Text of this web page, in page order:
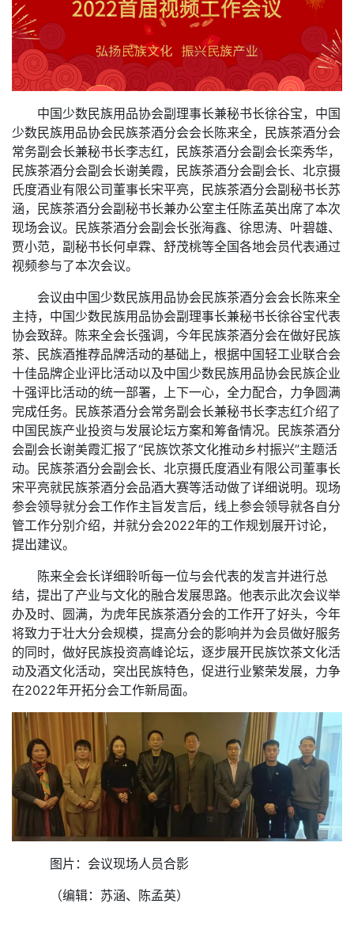
中国少数民族用品协会副理事长兼秘书长徐谷宝，中国
少数民族用品协会民族茶酒分会会长陈来全，民族茶酒分会
常务副会长兼秘书长李志红，民族茶酒分会副会长栾秀华，
民族茶酒分会副会长谢美霞，民族茶酒分会副会长、北京摄
氏度酒业有限公司董事长宋平亮，民族茶酒分会副秘书长苏
涵，民族茶酒分会副秘书长兼办公室主任陈孟英出席了本次
现场会议。民族茶酒分会副会长张海鑫、徐思涛、叶碧雄、
贾小范，副秘书长何卓霖、舒茂桃等全国各地会员代表通过
视频参与了本次会议。
会议由中国少数民族用品协会民族茶酒分会会长陈来全
主持，中国少数民族用品协会副理事长兼秘书长徐谷宝代表
协会致辞。陈来全会长强调，今年民族茶酒分会在做好民族
茶、民族酒推荐品牌活动的基础上，根据中国轻工业联合会
十佳品牌企业评比活动以及中国少数民族用品协会民族企业
十强评比活动的统一部署，上下一心，全力配合，力争圆满
完成任务。民族茶酒分会常务副会长兼秘书长李志红介绍了
中国民族产业投资与发展论坛方案和筹备情况。民族茶酒分
会副会长谢美霞汇报了“民族饮茶文化推动乡村振兴”主题活
动。民族茶酒分会副会长、北京摄氏度酒业有限公司董事长
宋平亮就民族茶酒分会品酒大赛等活动做了详细说明。现场
参会领导就分会工作作主旨发言后，线上参会领导就各自分
管工作分别介绍，并就分会2022年的工作规划展开讨论，
提出建议。
陈来全会长详细聆听每一位与会代表的发言并进行总
结，提出了产业与文化的融合发展思路。他表示此次会议举
办及时、圆满，为虎年民族茶酒分会的工作开了好头，今年
将致力于壮大分会规模，提高分会的影响并为会员做好服务
的同时，做好民族投资高峰论坛，逐步展开民族饮茶文化活
动及酒文化活动，突出民族特色，促进行业繁荣发展，力争
在2022年开拓分会工作新局面。
图片：会议现场人员合影
（编辑：苏涵、陈孟英）